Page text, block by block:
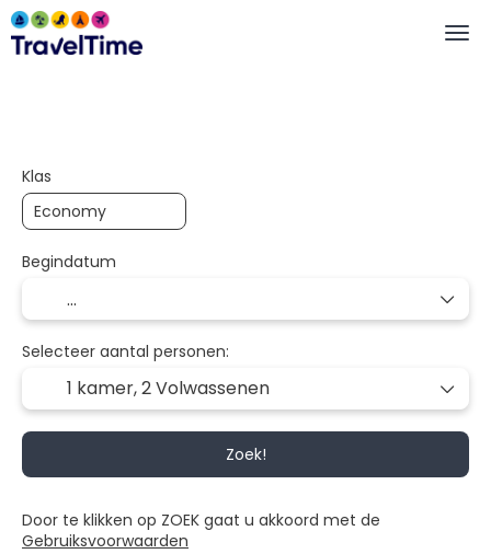
Klas
Begindatum
Selecteer aantal personen:
1 kamer,2 Volwassenen
Zoek!
Door te klikken op ZOEK gaat u akkoord met de
Gebruiksvoorwaarden